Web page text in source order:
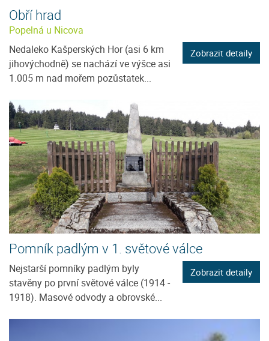
Obří hrad
Popelná u Nicova
Nedaleko Kašperských Hor (asi 6 km
jihovýchodně) se nachází ve výšce asi
1.005 m nad mořem pozůstatek...
Zobrazit detaily
Pomník padlým v 1. světové válce
Nejstarší pomníky padlým byly
stavěny po první světové válce (1914 -
1918). Masové odvody a obrovské...
Zobrazit detaily